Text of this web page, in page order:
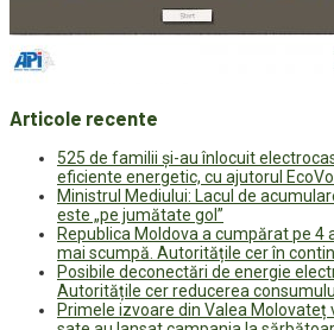
Articole recente
525 de familii și-au înlocuit
eficiente energetic, cu ajutorul
Ministrul Mediului: Lacul de
este „pe jumătate gol”
Republica Moldova a cumpărat pe 4
mai scumpă. Autoritățile cer în
Posibile deconectări de energie
Autoritățile cer reducerea
Primele izvoare din Valea Molovateț